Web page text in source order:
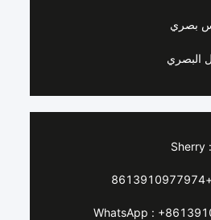
بصري
البصري
Sherry
+8613910977974